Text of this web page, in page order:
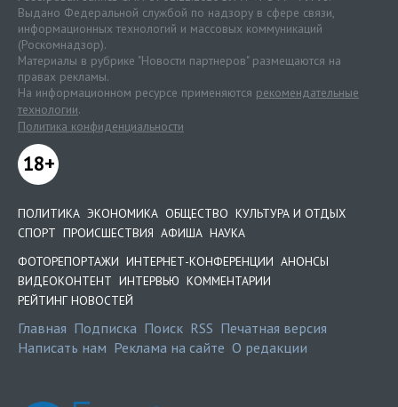
Выдано Федеральной службой по надзору в сфере связи,
информационных технологий и массовых коммуникаций
(Роскомнадзор).
Материалы в рубрике "Новости партнеров" размещаются на
правах рекламы.
На информационном ресурсе применяются рекомендательные
технологии.
Политика конфиденциальности
18+
ПОЛИТИКА ЭКОНОМИКА ОБЩЕСТВО КУЛЬТУРА И ОТДЫХ
СПОРТ ПРОИСШЕСТВИЯ АФИША НАУКА
ФОТОРЕПОРТАЖИ ИНТЕРНЕТ-КОНФЕРЕНЦИИ АНОНСЫ
ВИДЕОКОНТЕНТ ИНТЕРВЬЮ КОММЕНТАРИИ
РЕЙТИНГ НОВОСТЕЙ
Главная Подписка Поиск RSS Печатная версия
Написать нам Реклама на сайте О редакции